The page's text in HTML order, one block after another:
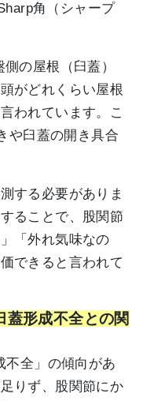
角（シャープ
の屋根（臼蓋）
がどれくらい屋根
われています。こ
や臼蓋の開き具合
する必要がありま
ることで、股関節
「外れ気味なの
できると言われて
蓋形成不全との関
不全」の傾向があ
りず、股関節にか